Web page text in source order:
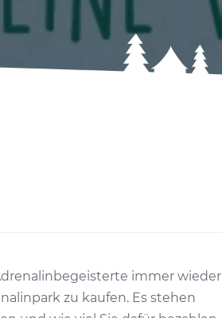
immer wieder
zu kaufen. Es stehen